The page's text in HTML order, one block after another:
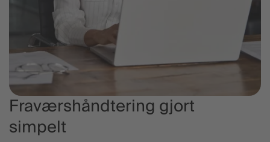
Fraværshåndtering gjort
simpelt